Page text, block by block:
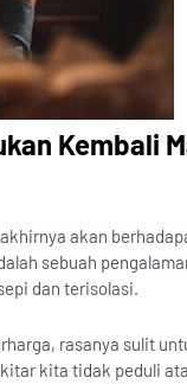
Kembali
akan
sebuah
dan terisolasi.
rasanya sulit
kita tidak peduli